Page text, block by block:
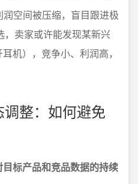
空间被压缩，盲目跟进极
，卖家或许能发现某新兴
机），竞争小、利润高，
整：如何避免
标产品和竞品数据的持续